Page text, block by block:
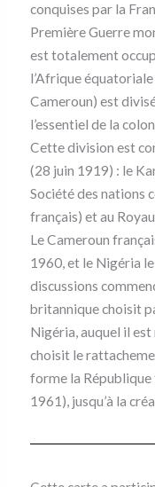
conquises par la
Première Guerre
est totalement
l’Afrique
Cameroun) est
l’essentiel de la
Cette division est
(28 juin 1919) : le
Société des nations
français) et au
Le Cameroun
1960, et le Nigéria le
discussions
britannique choisit
Nigéria, auquel il
choisit le
forme la République
1961), jusqu’à la